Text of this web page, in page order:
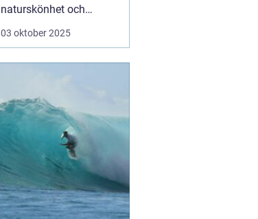
naturskönhet och
historisk charm, och är
mysiga hotell och
närheten till natur, kultur
03 oktober 2025